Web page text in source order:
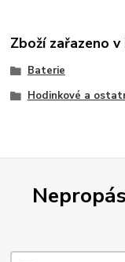
Zboží zařazeno
Baterie
Hodinkové a